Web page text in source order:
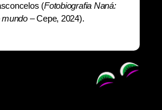
(Fotobiografia Naná:
mundo– Cepe, 2024).